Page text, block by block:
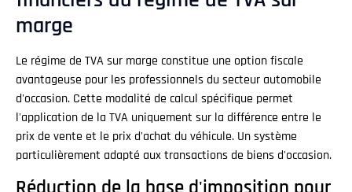
marge
Le régime de TVA sur marge constitue une option fiscale
avantageuse pour les professionnels du secteur automobile
d'occasion. Cette modalité de calcul spécifique permet
l'application de la TVA uniquement sur la différence entre le
prix de vente et le prix d'achat du véhicule. Un système
particulièrement adapté aux transactions de biens d'occasion.